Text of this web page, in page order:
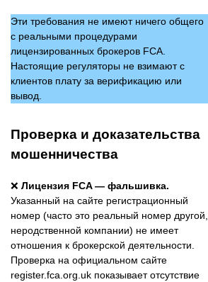
Эти требования не имеют ничего общего
с реальными процедурами
лицензированных брокеров FCA.
Настоящие регуляторы не взимают с
клиентов плату за верификацию или
вывод.
Проверка и доказательства
мошенничества
❌ Лицензия FCA — фальшивка.
Указанный на сайте регистрационный
номер (часто это реальный номер другой,
неродственной компании) не имеет
отношения к брокерской деятельности.
Проверка на официальном сайте
register.fca.org.uk показывает отсутствие